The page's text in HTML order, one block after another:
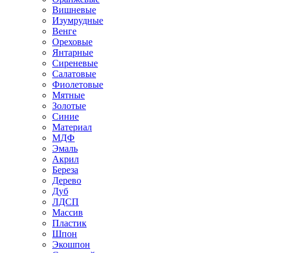
Вишневые
Изумрудные
Венге
Ореховые
Янтарные
Сиреневые
Салатовые
Фиолетовые
Мятные
Золотые
Синие
Материал
МДФ
Эмаль
Акрил
Береза
Дерево
Дуб
ЛДСП
Массив
Пластик
Шпон
Экошпон